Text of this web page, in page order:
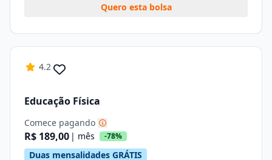
Quero esta bolsa
4.2
Educação Física
Comece pagando
R$ 189,00 | mês -78%
Duas mensalidades GRÁTIS